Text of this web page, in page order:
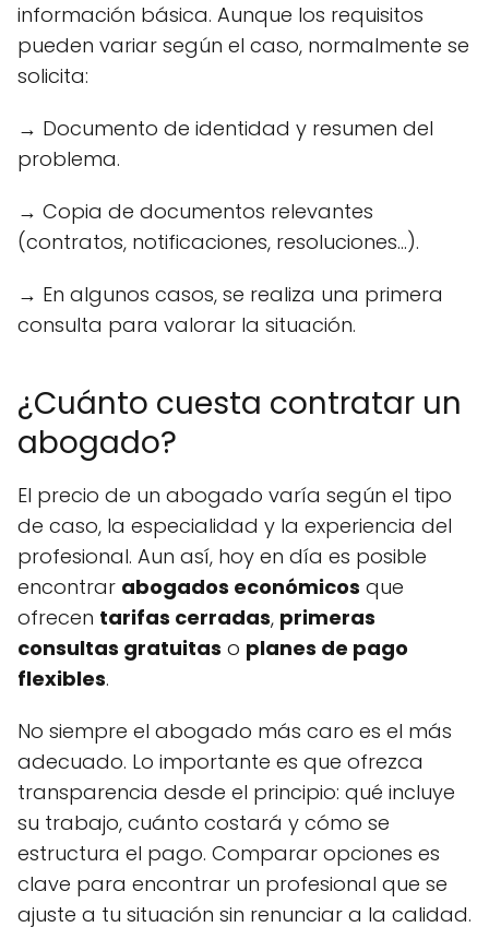
información básica. Aunque los requisitos
pueden variar según el caso, normalmente se
solicita:
→ Documento de identidad y resumen del
problema.
→ Copia de documentos relevantes
(contratos, notificaciones, resoluciones...).
→ En algunos casos, se realiza una primera
consulta para valorar la situación.
¿Cuánto cuesta contratar un
abogado?
El precio de un abogado varía según el tipo
de caso, la especialidad y la experiencia del
profesional. Aun así, hoy en día es posible
encontrar abogados económicos que
ofrecen tarifas cerradas, primeras
consultas gratuitas o planes de pago
flexibles.
No siempre el abogado más caro es el más
adecuado. Lo importante es que ofrezca
transparencia desde el principio: qué incluye
su trabajo, cuánto costará y cómo se
estructura el pago. Comparar opciones es
clave para encontrar un profesional que se
ajuste a tu situación sin renunciar a la calidad.